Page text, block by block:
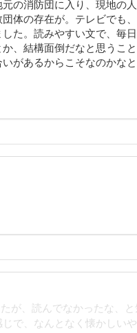
の消防団に入り、現地の
体の存在が。テレビでも
た。読みやすい文で、毎
、結構面倒だなと思うこと
があるからこそなのかな
が、読んでなかったな、と
で、なんとなく懐かしい